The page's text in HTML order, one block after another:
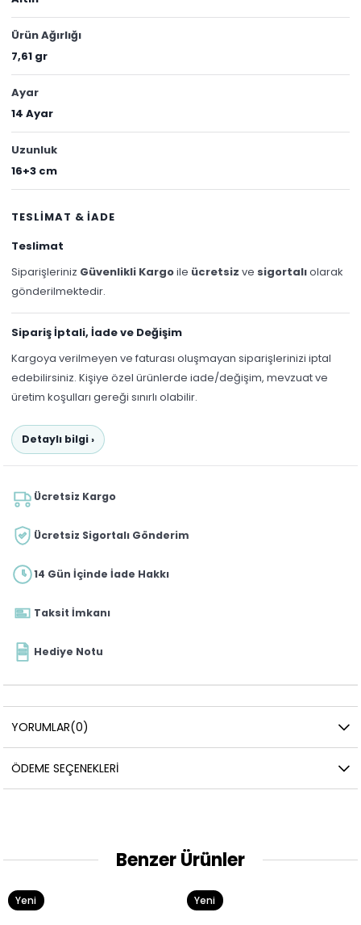
Ürün Ağırlığı
7,61 gr
Ayar
14 Ayar
Uzunluk
16+3 cm
TESLİMAT & İADE
Teslimat
Siparişleriniz Güvenlikli Kargoile ücretsiz ve sigortalıolarak
gönderilmektedir.
Sipariş İptali, İade ve Değişim
Kargoya verilmeyen ve faturası oluşmayan siparişlerinizi iptal
edebilirsiniz. Kişiye özel ürünlerde iade/değişim, mevzuat ve
üretim koşulları gereği sınırlı olabilir.
Detaylı bilgi ›
Ücretsiz Kargo
Ücretsiz Sigortalı Gönderim
14 Gün İçinde İade Hakkı
Taksit İmkanı
Hediye Notu
YORUMLAR(0)
ÖDEME SEÇENEKLERI
Benzer Ürünler
Yeni
Yeni